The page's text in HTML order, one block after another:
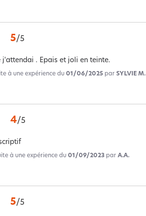
5/5
j'attendai . Epais et joli en teinte.
à une expérience du01/06/2025 parSYLVIE M.
4/5
à une expérience du01/09/2023 parA.A.
5/5